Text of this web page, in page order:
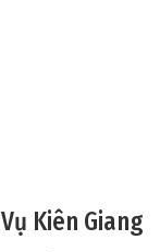
Kiên Giang